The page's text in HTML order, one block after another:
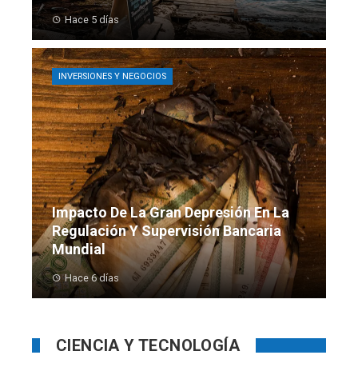
Hace 5 días
INVERSIONES Y NEGOCIOS
Impacto De La Gran Depresión En La
Regulación Y Supervisión Bancaria
Mundial
Hace 6 días
CIENCIA Y TECNOLOGÍA